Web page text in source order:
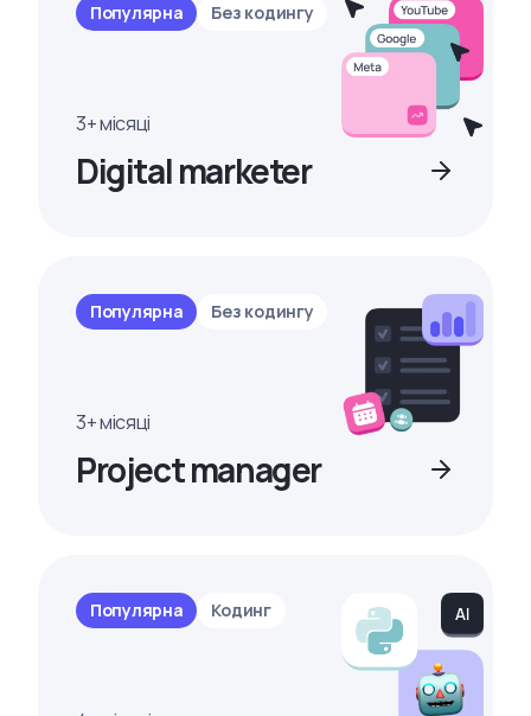
Популярна Без кодингу
3+ місяці
Digital marketer
Популярна Без кодингу
3+ місяці
Project manager
Популярна Кодинг